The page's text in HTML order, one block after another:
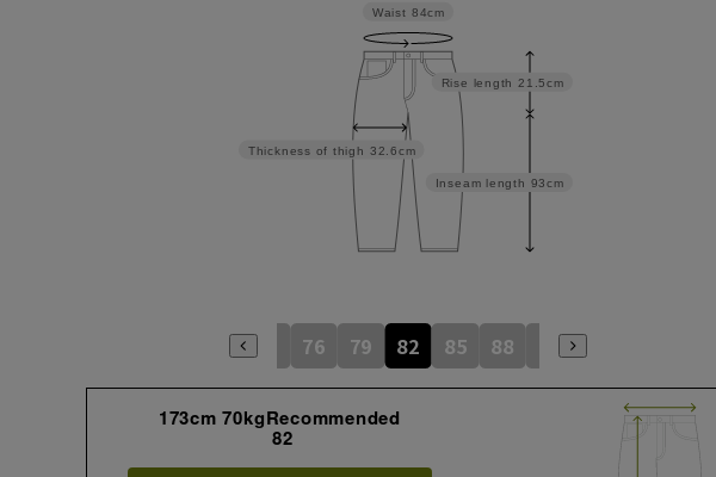
Inseam length 93cm
Rise length 21.5cm
Thickness of thigh 32.6cm
Waist 84cm
73 76 79 82 85 88 91 94
173cm 70kgRecommended
82